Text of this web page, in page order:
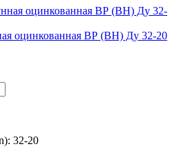
оцинкованная ВР (ВН) Ду 32-20
32-20